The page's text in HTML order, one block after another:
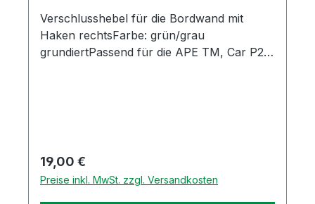
Verschlusshebel für die Bordwand mit
Haken rechtsFarbe: grün/grau
grundiertPassend für die APE TM, Car P2,
Regulärer Preis:
19,00 €
Preise inkl. MwSt. zzgl. Versandkosten